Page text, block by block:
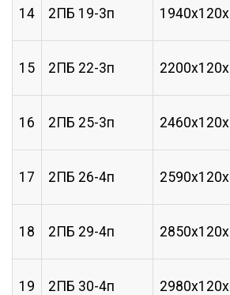
14 2ПБ 19-3п
15 2ПБ 22-3п
16 2ПБ 25-3п
17 2ПБ 26-4п
18 2ПБ 29-4п
19 2ПБ 30-4п